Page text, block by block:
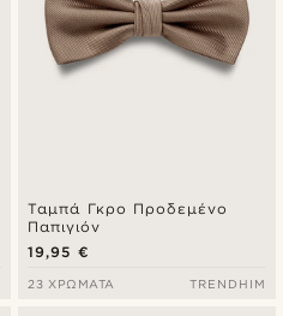
Ταμπά Γκρο Προδεμένο
Παπιγιόν
19,95 €
23 ΧΡΏΜΑΤΑ TRENDHIM